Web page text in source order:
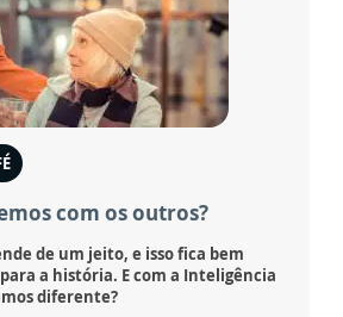
com os outros?
de um jeito, e isso fica bem
a história. E com a Inteligência
diferente?